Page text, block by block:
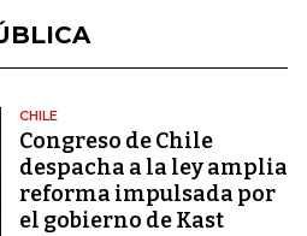
CHILE
Congreso de Chile
despacha a la ley amplia
reforma impulsada por
el gobierno de Kast